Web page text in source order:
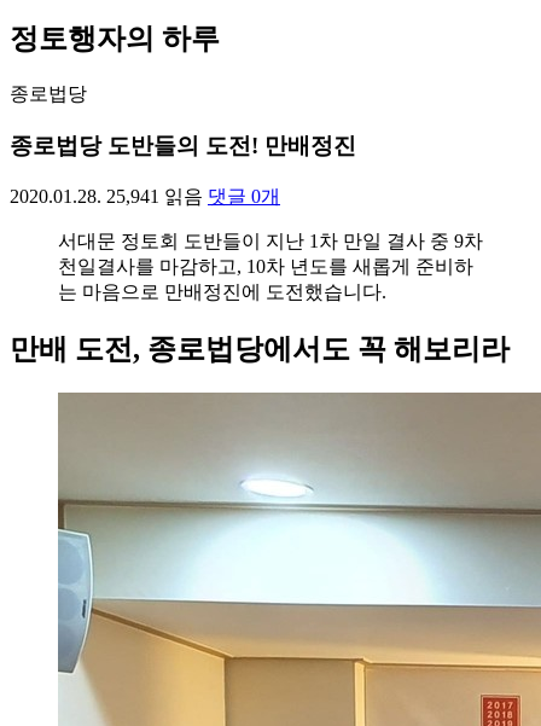
정토행자의 하루
종로법당
종로법당 도반들의 도전! 만배정진
2020.01.28. 25,941 읽음 댓글 0개
서대문 정토회 도반들이 지난 1차 만일 결사 중 9차
천일결사를 마감하고, 10차 년도를 새롭게 준비하
는 마음으로 만배정진에 도전했습니다.
만배 도전, 종로법당에서도 꼭 해보리라